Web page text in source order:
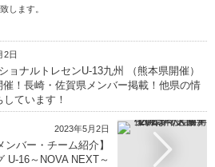
します。
2日
ョナルトレセンU-13九州 （熊本県開催）
催！長崎・佐賀県メンバー掲載！他県の情
ています！
2023年5月2日
ンバー・チーム紹介】
U-16～NOVA NEXT～